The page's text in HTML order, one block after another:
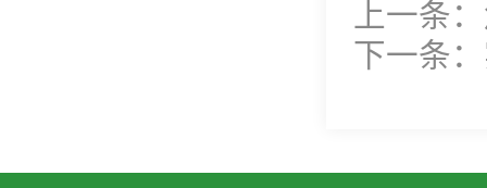
上一条：
下一条：